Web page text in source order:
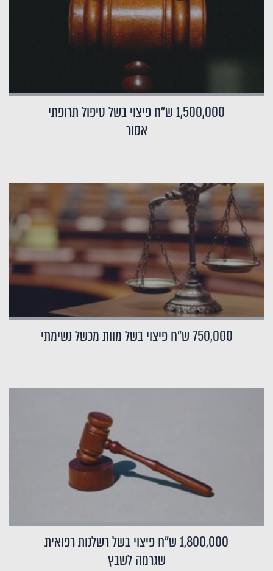
1,500,000 ש"ח פיצוי בשל טיפול תרופתי
אסור
750,000 ש"ח פיצוי בשל מוות מכשל נשימתי
1,800,000 ש"ח פיצוי בשל רשלנות רפואית
שגרמה לשבץ